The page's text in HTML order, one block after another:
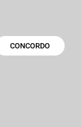
CONCORDO